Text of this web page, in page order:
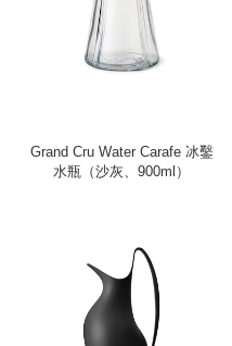
Grand Cru Water Carafe 冰鑿
水瓶（沙灰、900ml）